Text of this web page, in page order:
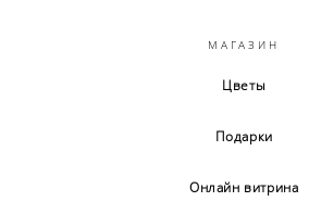
МАГАЗИН
Цветы
Подарки
Онлайн витрина